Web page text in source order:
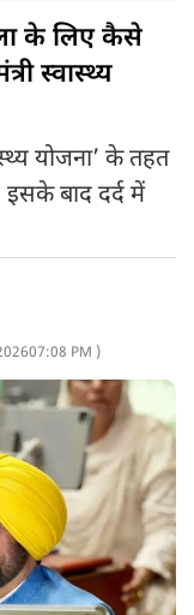
के लिए कैसे
स्वास्थ्य
योजना’ के तहत
बाद दर्द में
07:08 PM )